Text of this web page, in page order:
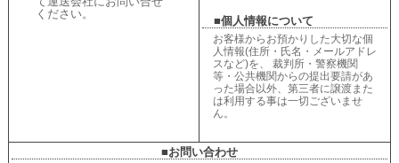
ください。
■個人情報について
お客様からお預かりした大切な個
人情報(住所・氏名・メールアドレ
スなど)を、 裁判所・警察機関
等・公共機関からの提出要請があ
った場合以外、第三者に譲渡また
は利用する事は一切ございませ
ん。
■お問い合わせ